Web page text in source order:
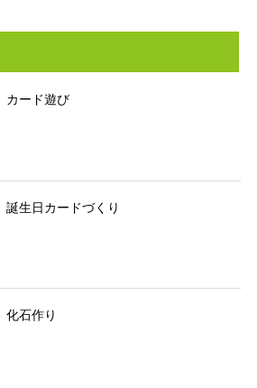
カード遊び
誕生日カードづくり
化石作り